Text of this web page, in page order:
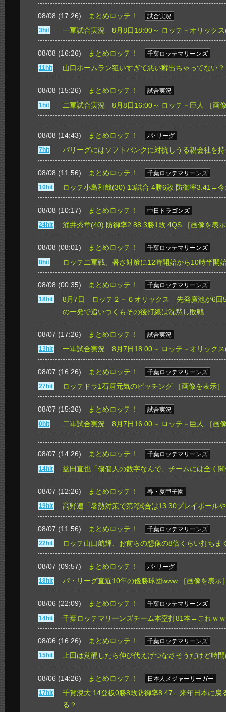
08/08 (17:26) まとめロッテ！
試合実況
3hit
一軍試合実況 8月8日18:00～ ロッテ－オリック
08/08 (16:26) まとめロッテ！
千葉ロッテマリーンズ
11hit
山口ホームラン狙いすぎて悪い癖出ちゃってない？
08/08 (15:26) まとめロッテ！
試合実況
1hit
二軍試合実況 8月8日16:00～ ロッテ－巨人 ［画
08/08 (14:43) まとめロッテ！
パ･リーグ
7hit
パリーグにはソフトバンクに対抗しうる親会社を
08/08 (11:56) まとめロッテ！
千葉ロッテマリーンズ
10hit
ロッテ小島和哉(30) 13試合 4勝6敗 防御率3.41←今
08/08 (10:17) まとめロッテ！
中日ドラゴンズ
24hit
涌井秀章(40) 防御率2.88 3勝1敗 4QS ［画像を表
08/08 (08:01) まとめロッテ！
千葉ロッテマリーンズ
8hit
ロッテ二軍戦、暑さ対策に12時開始から10時半開
08/08 (00:35) まとめロッテ！
千葉ロッテマリーンズ
18hit
8月7日 ロッテ２－６オリックス 先発廣池が6回
の一発で追いつくもその後打線は沈黙し敗戦
08/07 (17:26) まとめロッテ！
試合実況
13hit
一軍試合実況 8月7日18:00～ ロッテ－オリック
08/07 (16:26) まとめロッテ！
千葉ロッテマリーンズ
27hit
ロッテドラ1石垣元気のピッチング ［画像を表示］
08/07 (15:26) まとめロッテ！
試合実況
0hit
二軍試合実況 8月7日16:00～ ロッテ－巨人 ［画
08/07 (14:26) まとめロッテ！
千葉ロッテマリーンズ
14hit
益田直也「僕個人の数字なんで、チームには全く
08/07 (12:26) まとめロッテ！
春・夏甲子園
19hit
高野連「暑熱対策で第2試合は13:30プレイボール
08/07 (11:56) まとめロッテ！
千葉ロッテマリーンズ
22hit
ロッテ山口航輝、お前らの想像の8倍くらい打ちま
08/07 (09:57) まとめロッテ！
パ･リーグ
18hit
パ・リーグ直近10年の優勝球団www ［画像を表示
08/06 (22:09) まとめロッテ！
千葉ロッテマリーンズ
14hit
千葉ロッテマリーンズチーム本塁打81本←これｗ
08/06 (16:26) まとめロッテ！
千葉ロッテマリーンズ
15hit
上田は覚醒したら伸び代えげつなさそうだけど時
08/06 (14:26) まとめロッテ！
日本人メジャーリーガー
17hit
千賀滉大 14登板0勝8敗防御率8.47←来年日本に戻
る？